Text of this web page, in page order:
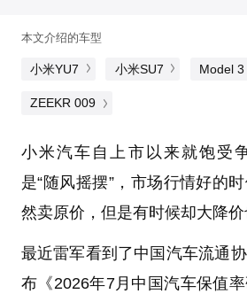
本文介绍的车型
小米YU7 小米SU7 Model 3
ZEEKR 009
小米汽车自上市以来就饱受
是“随风摇摆”，市场行情好的
然卖原价，但是有时候却大降价
最近雷军看到了中国汽车流通
布《2026年7月中国汽车保值